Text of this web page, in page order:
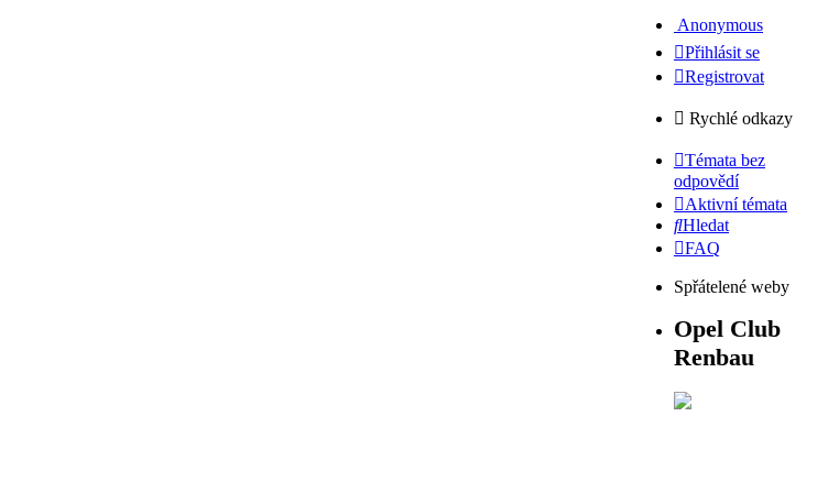
Anonymous
Přihlásit se
Registrovat
Rychlé odkazy
Témata bez
odpovědí
Aktivní témata
Hledat
FAQ
Spřátelené weby
Opel Club
Renbau